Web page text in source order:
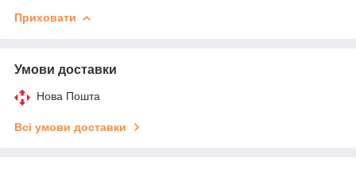
Приховати
Умови доставки
Нова Пошта
Всі умови доставки